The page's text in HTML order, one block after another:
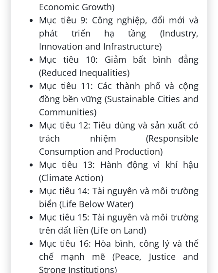
Economic Growth)
Mục tiêu 9: Công nghiệp, đổi mới và
phát triển hạ tầng (Industry,
Innovation and Infrastructure)
Mục tiêu 10: Giảm bất bình đẳng
(Reduced Inequalities)
Mục tiêu 11: Các thành phố và cộng
đồng bền vững (Sustainable Cities and
Communities)
Mục tiêu 12: Tiêu dùng và sản xuất có
trách nhiệm (Responsible
Consumption and Production)
Mục tiêu 13: Hành động vì khí hậu
(Climate Action)
Mục tiêu 14: Tài nguyên và môi trường
biển (Life Below Water)
Mục tiêu 15: Tài nguyên và môi trường
trên đất liền (Life on Land)
Mục tiêu 16: Hòa bình, công lý và thể
chế mạnh mẽ (Peace, Justice and
Strong Institutions)